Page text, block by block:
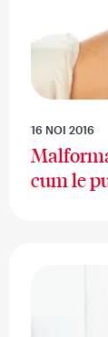
16 NOI 2016
cum le